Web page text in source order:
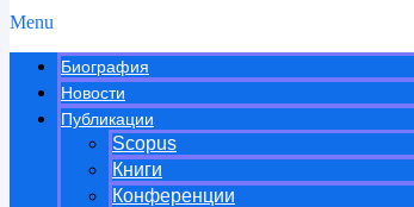
Menu
Биография
Новости
Публикации
Scopus
Книги
Конференции